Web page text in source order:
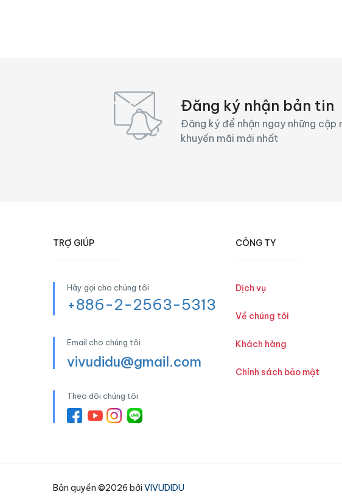
Đăng ký nhận bản tin
Đăng ký để nhận ngay những cập
khuyến mãi mới nhất
TRỢ GIÚP
Hãy gọi cho chúng tôi
+886-2-2563-5313
Email cho chúng tôi
vivudidu@gmail.com
Theo dõi chúng tôi
CÔNG TY
Dịch vụ
Về chúng tôi
Khách hàng
Chính sách bảo mật
Bản quyền ©2026 bởi VIVUDIDU